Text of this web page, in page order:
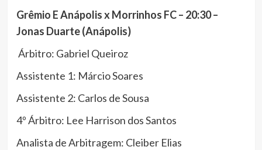
Grêmio E Anápolis x Morrinhos FC – 20:30 –
Jonas Duarte (Anápolis)
Árbitro: Gabriel Queiroz
Assistente 1: Márcio Soares
Assistente 2: Carlos de Sousa
4º Árbitro: Lee Harrison dos Santos
Analista de Arbitragem: Cleiber Elias